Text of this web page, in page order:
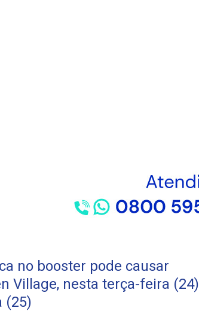
no booster pode causar
Village, nesta terça-feira (24)
(25)